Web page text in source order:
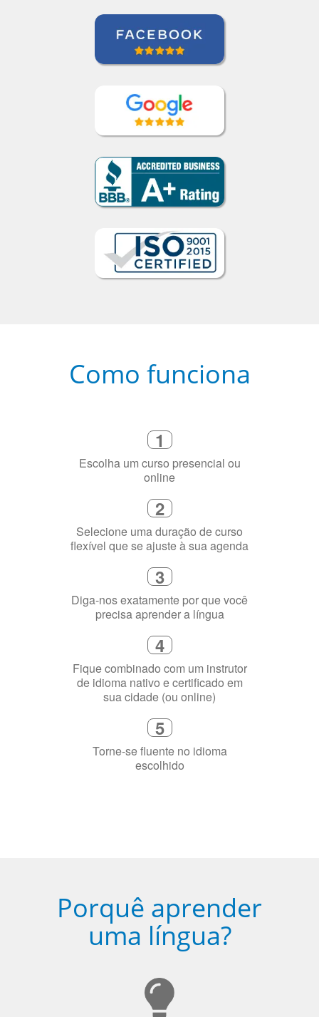
1
Escolha um curso presencial ou
online
2
Selecione uma duração de curso
flexível que se ajuste à sua agenda
3
Diga-nos exatamente por que você
precisa aprender a língua
4
Fique combinado com um instrutor
de idioma nativo e certificado em
sua cidade (ou online)
5
Porquê aprender
uma língua?